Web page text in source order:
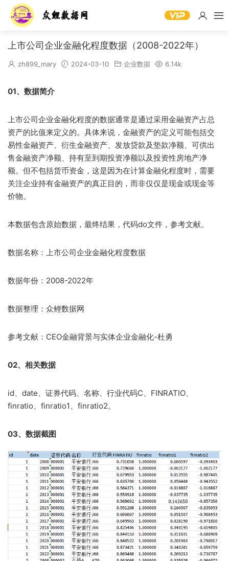
上市公司企业金融化程度数据（2008-2022年）
zh899_mary 2024-03-10 企业数据 6.14k
01、数据简介
上市公司企业金融化程度的数据通常是通过采用金融资产占总
资产的比值来定义的。具体来说，金融资产的定义可能包括交
易性金融资产、衍生金融资产、发放贷款及垫款净额、可供出
售金融资产净额、持有至到期投资净额以及投资性房地产净
额。但不包括货币资金，这是因为在计算金融化程度时，需要
关注企业持有金融资产的真正目的，而非仅仅是现金或现金等
价物。
本数据包含原始数据，最终结果，代码do文件，参考文献。
数据名称：上市公司企业金融化程度数据
数据年份：2008-2022年
数据整理：众鲤数据网
参考文献：CEO金融背景与实体企业金融化-杜勇
02、相关数据
id、date、证券代码、名称、行业代码C、FINRATIO、
finratio、finratio1、finratio2。
03、数据截图